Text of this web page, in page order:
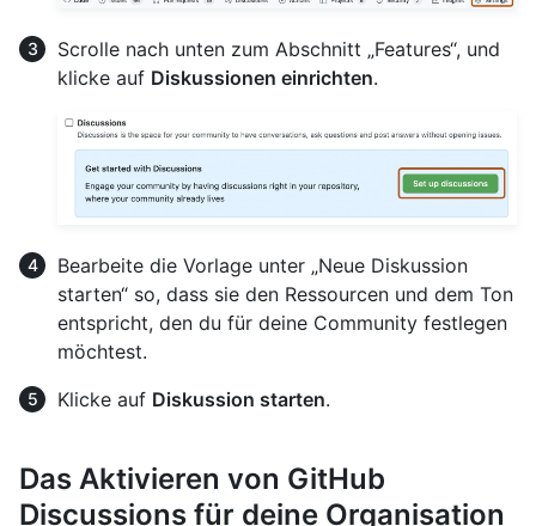
Scrolle nach unten zum Abschnitt „Features“, und
klicke auf Diskussionen einrichten.
Bearbeite die Vorlage unter „Neue Diskussion
starten“ so, dass sie den Ressourcen und dem Ton
entspricht, den du für deine Community festlegen
möchtest.
Klicke auf Diskussion starten.
Das Aktivieren von GitHub
Discussions für deine Organisation